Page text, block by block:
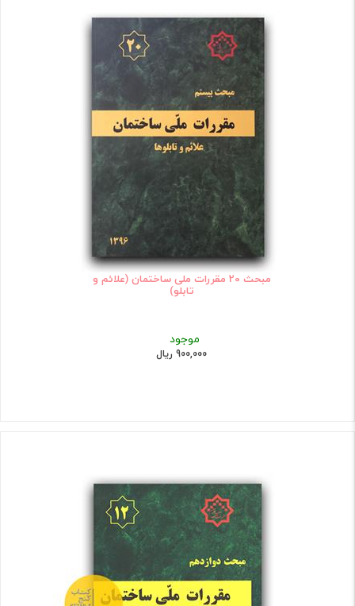
مبحث 20 مقررات ملی ساختمان (علائم و
تابلو)
موجود
900,000 ریال